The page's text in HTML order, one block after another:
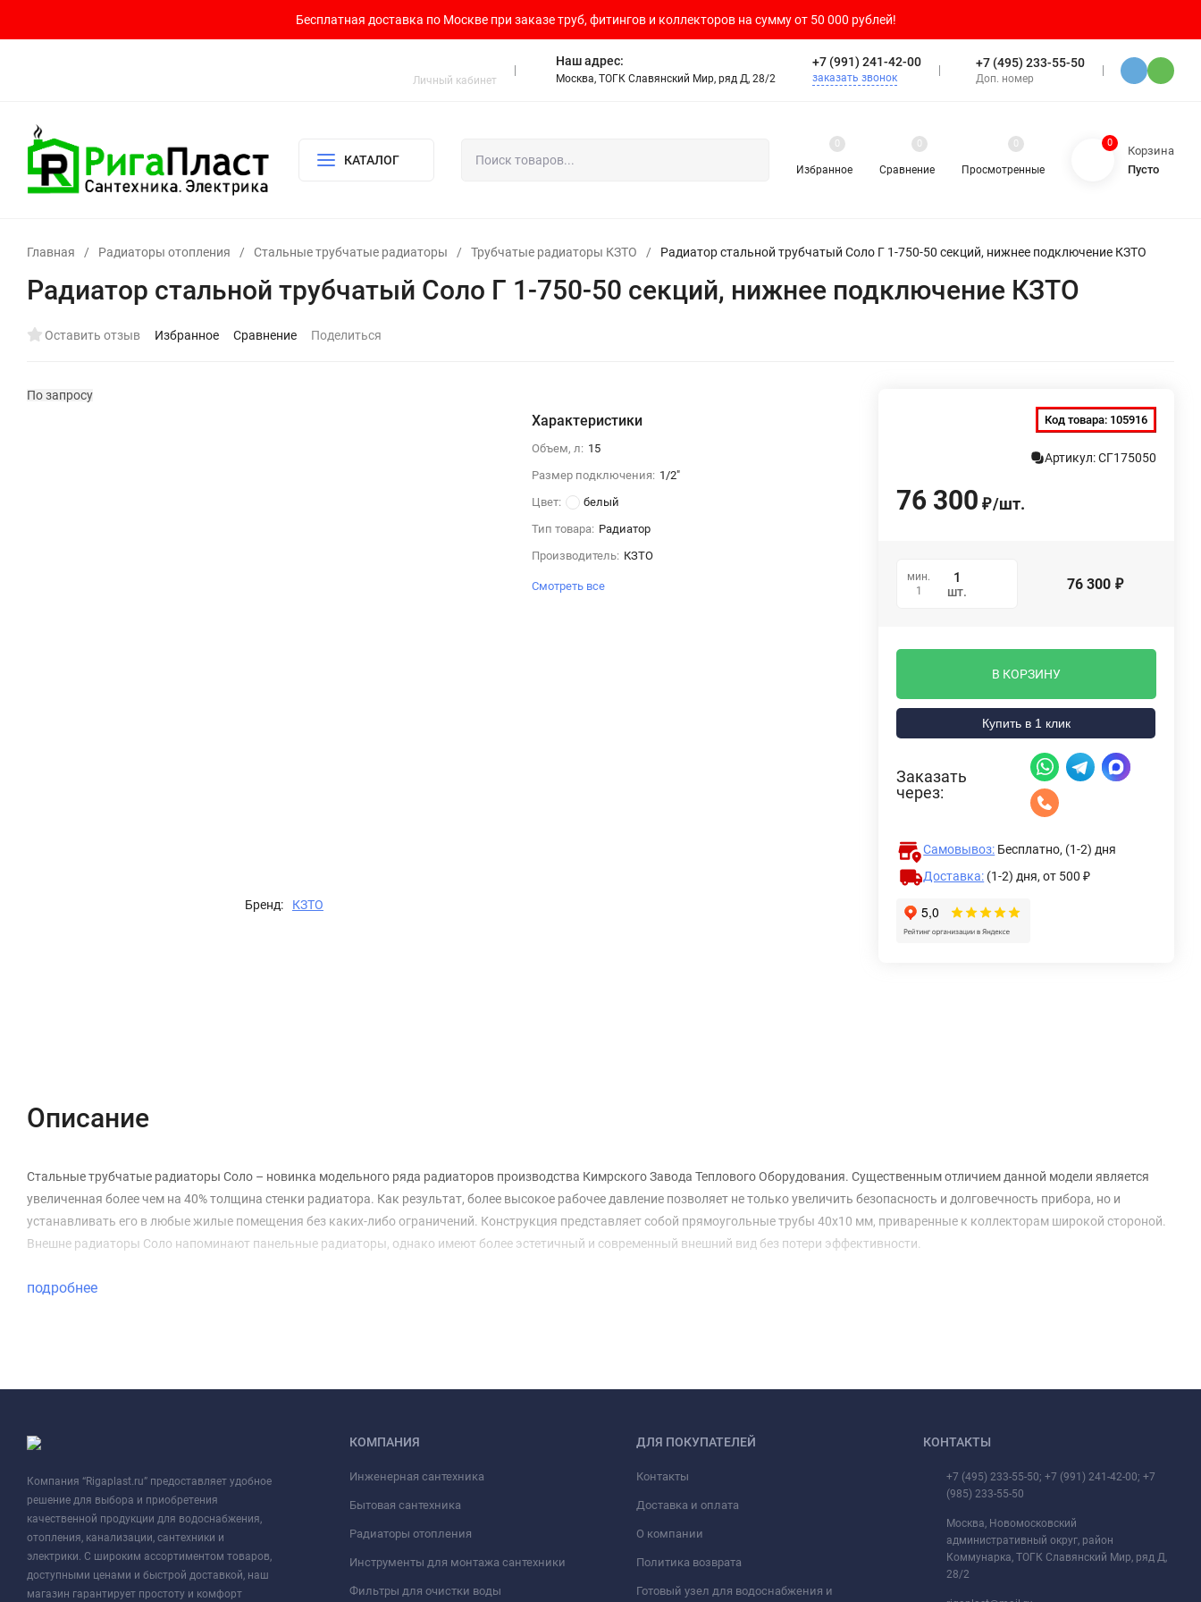
Бесплатная доставка по Москве при заказе труб, фитингов и коллекторов на сумму от 50 000 рублей!
Личный кабинет
Наш адрес:
Москва, ТОГК Славянский Мир, ряд Д, 28/2
+7 (991) 241-42-00
заказать звонок
+7 (495) 233-55-50
Доп. номер
КАТАЛОГ
Избранное
0
Сравнение
0
Просмотренные
0 0
Корзина
Пусто
Главная / Радиаторы отопления / Стальные трубчатые радиаторы / Трубчатые радиаторы КЗТО / Радиатор стальной трубчатый Соло Г 1-750-50 секций, нижнее подключение КЗТО
Радиатор стальной трубчатый Соло Г 1-750-50 секций, нижнее подключение КЗТО
Оставить отзыв Избранное Сравнение Поделиться
По запросу
Бренд: КЗТО
Характеристики
Объем, л: 15
Размер подключения: 1/2"
Цвет:
белый
Тип товара: Радиатор
Производитель: КЗТО
Смотреть все
Код товара: 105916
Артикул: СГ175050
76 300 ₽/шт.
мин.
1
шт. 76 300 ₽
В КОРЗИНУ
Купить в 1 клик
Заказать
через:
Самовывоз: Бесплатно, (1-2) дня
Доставка: (1-2) дня,от 500 ₽
Описание
Стальные трубчатые радиаторы Соло – новинка модельного ряда радиаторов производства Кимрского Завода Теплового Оборудования. Существенным отличием данной модели является
увеличенная более чем на 40% толщина стенки радиатора. Как результат, более высокое рабочее давление позволяет не только увеличить безопасность и долговечность прибора, но и
устанавливать его в любые жилые помещения без каких-либо ограничений. Конструкция представляет собой прямоугольные трубы 40х10 мм, приваренные к коллекторам широкой стороной.
Внешне радиаторы Соло напоминают панельные радиаторы, однако имеют более эстетичный и современный внешний вид без потери эффективности.
подробнее
Компания “Rigaplast.ru” предоставляет удобное
решение для выбора и приобретения
качественной продукции для водоснабжения,
отопления, канализации, сантехники и
электрики. С широким ассортиментом товаров,
доступными ценами и быстрой доставкой, наш
магазин гарантирует простоту и комфорт
КОМПАНИЯ
Инженерная сантехника
Бытовая сантехника
Радиаторы отопления
Инструменты для монтажа сантехники
Фильтры для очистки воды
ДЛЯ ПОКУПАТЕЛЕЙ
Контакты
Доставка и оплата
О компании
Политика возврата
Готовый узел для водоснабжения и
КОНТАКТЫ
+7 (495) 233-55-50; +7 (991) 241-42-00; +7
(985) 233-55-50
Москва, Новомосковский
административный округ, район
Коммунарка, ТОГК Славянский Мир, ряд Д,
28/2